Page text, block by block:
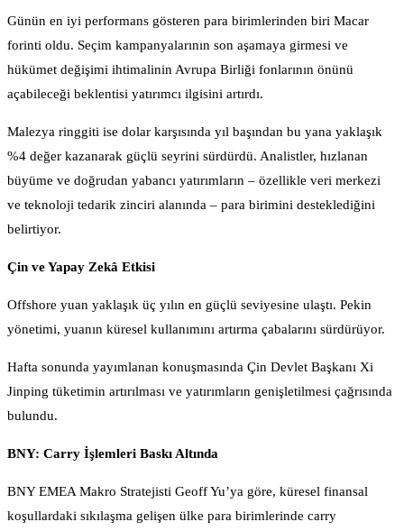
Günün en iyi performans gösteren para birimlerinden biri Macar
forinti oldu. Seçim kampanyalarının son aşamaya girmesi ve
hükümet değişimi ihtimalinin Avrupa Birliği fonlarının önünü
açabileceği beklentisi yatırımcı ilgisini artırdı.
Malezya ringgiti ise dolar karşısında yıl başından bu yana yaklaşık
%4 değer kazanarak güçlü seyrini sürdürdü. Analistler, hızlanan
büyüme ve doğrudan yabancı yatırımların – özellikle veri merkezi
ve teknoloji tedarik zinciri alanında – para birimini desteklediğini
belirtiyor.
Çin ve Yapay Zekâ Etkisi
Offshore yuan yaklaşık üç yılın en güçlü seviyesine ulaştı. Pekin
yönetimi, yuanın küresel kullanımını artırma çabalarını sürdürüyor.
Hafta sonunda yayımlanan konuşmasında Çin Devlet Başkanı Xi
Jinping tüketimin artırılması ve yatırımların genişletilmesi çağrısında
bulundu.
BNY: Carry İşlemleri Baskı Altında
BNY EMEA Makro Stratejisti Geoff Yu’ya göre, küresel finansal
koşullardaki sıkılaşma gelişen ülke para birimlerinde carry